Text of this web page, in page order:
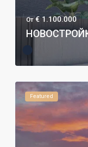
От€ 1.100.000
Featured